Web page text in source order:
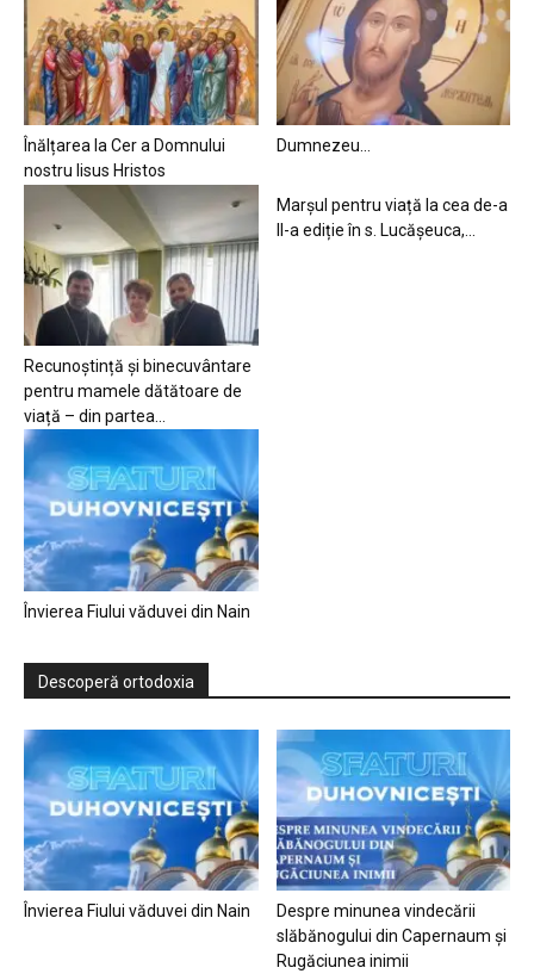
Înălțarea la Cer a Domnului
nostru Iisus Hristos
Dumnezeu…
Recunoștință și binecuvântare
pentru mamele dătătoare de
viață – din partea...
Marșul pentru viață la cea de-a
II-a ediție în s. Lucășeuca,...
Învierea Fiului văduvei din Nain
Descoperă ortodoxia
Învierea Fiului văduvei din Nain
Despre minunea vindecării
slăbănogului din Capernaum și
Rugăciunea inimii